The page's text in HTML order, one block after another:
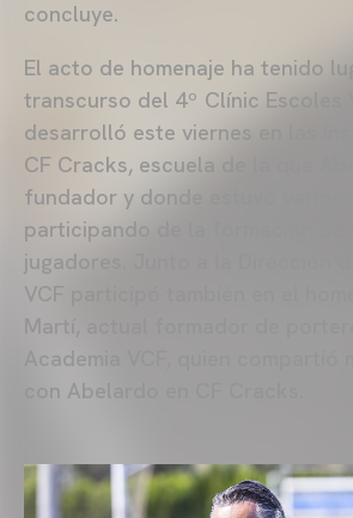
concluye.
El acto de homenaje ha tenido
transcurso del 4º Clínic Escoles
desarrolló este viernes en las
CF Cracks, escuela de la que
fundador y donde estuvo varios
participando de la formación de
jugadores. Junto a la Dirección
VCF participó también en el
Martí, actual formador de
Academia VCF, quien compartió
con Abelardo en CF Cracks.